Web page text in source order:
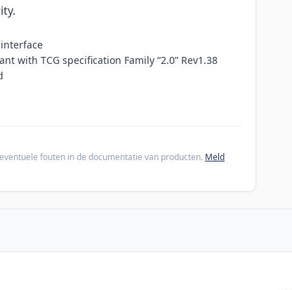
with TCG specification Family “2.0” Rev1.38
fouten in de documentatie van producten. Meld